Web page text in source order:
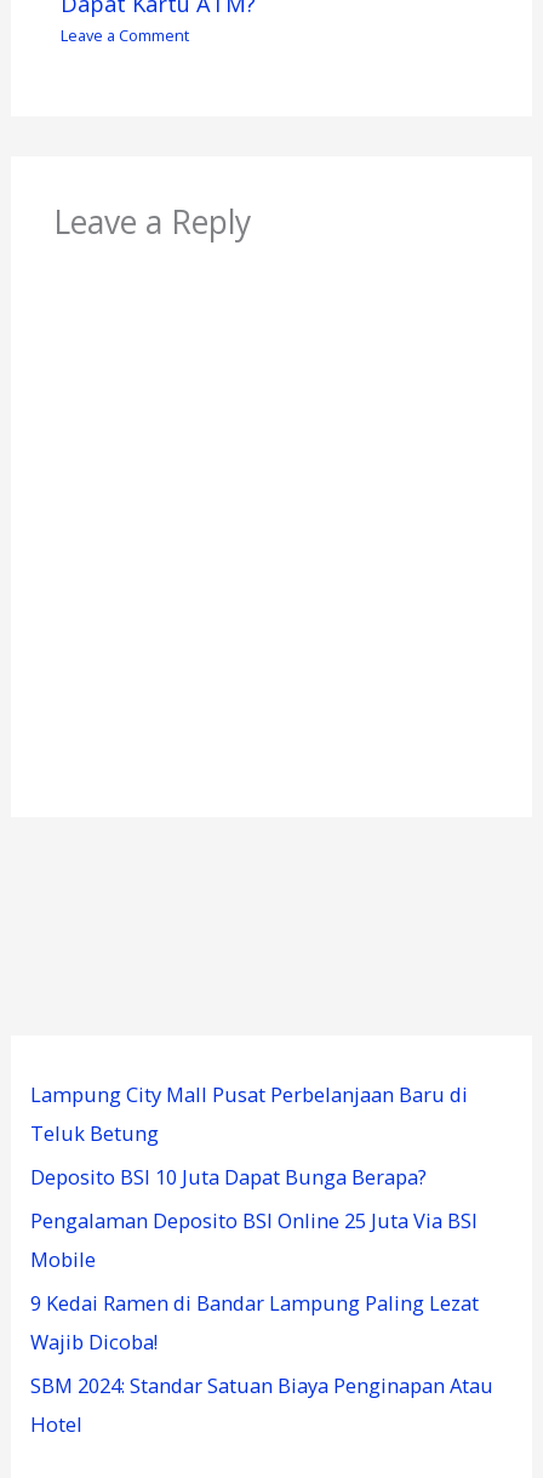
Leave a Comment
Leave a Reply
Lampung City Mall Pusat Perbelanjaan Baru di
Teluk Betung
Deposito BSI 10 Juta Dapat Bunga Berapa?
Pengalaman Deposito BSI Online 25 Juta Via BSI
Mobile
9 Kedai Ramen di Bandar Lampung Paling Lezat
Wajib Dicoba!
SBM 2024: Standar Satuan Biaya Penginapan Atau
Hotel